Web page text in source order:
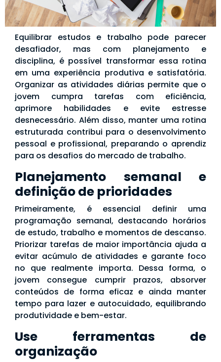
Equilibrar estudos e trabalho pode parecer
desafiador, mas com planejamento e
disciplina, é possível transformar essa rotina
em uma experiência produtiva e satisfatória.
Organizar as atividades diárias permite que o
jovem cumpra tarefas com eficiência,
aprimore habilidades e evite estresse
desnecessário. Além disso, manter uma rotina
estruturada contribui para o desenvolvimento
pessoal e profissional, preparando o aprendiz
para os desafios do mercado de trabalho.
Planejamento semanal e
definição de prioridades
Primeiramente, é essencial definir uma
programação semanal, destacando horários
de estudo, trabalho e momentos de descanso.
Priorizar tarefas de maior importância ajuda a
evitar acúmulo de atividades e garante foco
no que realmente importa. Dessa forma, o
jovem consegue cumprir prazos, absorver
conteúdos de forma eficaz e ainda manter
tempo para lazer e autocuidado, equilibrando
produtividade e bem-estar.
Use ferramentas de
organização